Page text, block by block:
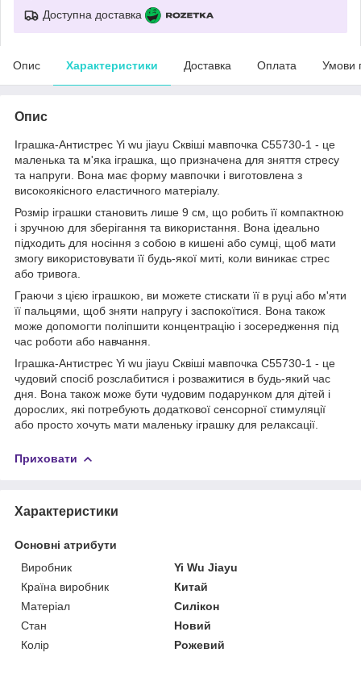
Доступна доставка
Опис Характеристики Доставка Оплата Умови
Опис
Іграшка-Антистрес Yi wu jiayu Сквіші мавпочка С55730-1 - це
маленька та м'яка іграшка, що призначена для зняття стресу
та напруги. Вона має форму мавпочки і виготовлена з
високоякісного еластичного матеріалу.
Розмір іграшки становить лише 9 см, що робить її компактною
і зручною для зберігання та використання. Вона ідеально
підходить для носіння з собою в кишені або сумці, щоб мати
змогу використовувати її будь-якої миті, коли виникає стрес
або тривога.
Граючи з цією іграшкою, ви можете стискати її в руці або м'яти
її пальцями, щоб зняти напругу і заспокоїтися. Вона також
може допомогти поліпшити концентрацію і зосередження під
час роботи або навчання.
Іграшка-Антистрес Yi wu jiayu Сквіші мавпочка С55730-1 - це
чудовий спосіб розслабитися і розважитися в будь-який час
дня. Вона також може бути чудовим подарунком для дітей і
дорослих, які потребують додаткової сенсорної стимуляції
або просто хочуть мати маленьку іграшку для релаксації.
Приховати
Характеристики
Основні атрибути
Виробник
Yi Wu Jiayu
Країна виробник
Китай
Матеріал
Силікон
Стан
Новий
Колір
Рожевий